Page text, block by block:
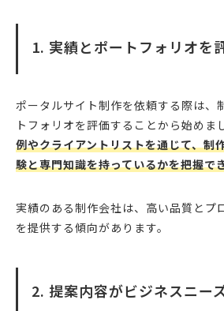
1. 実績とポートフォリオを
ポータルサイト制作を依頼する際は、
トフォリオを評価することから始めま
例やクライアントリストを通じて、制
験と専門知識を持っているかを把握で
実績のある制作会社は、高い品質とプ
を提供する傾向があります。
2. 提案内容がビジネスニー